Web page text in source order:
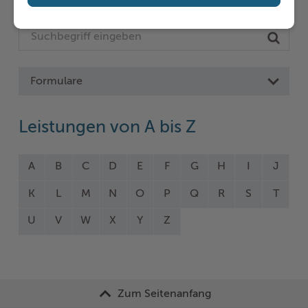
Formulare
Leistungen von A bis Z
A B C D E F G H I J
K L M N O P Q R S
U V W X Y Z
Zum Seitenanfang